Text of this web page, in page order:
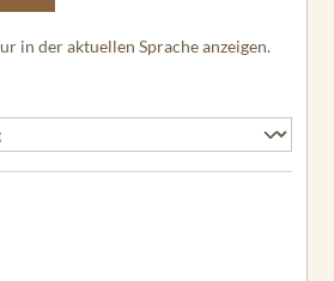
in der aktuellen Sprache anzeigen.